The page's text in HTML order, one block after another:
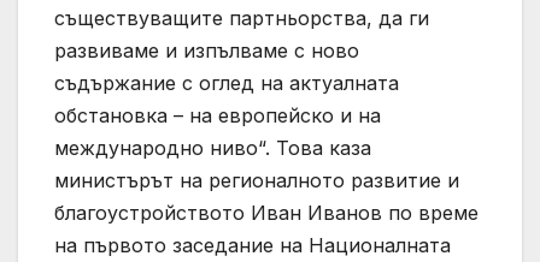
съществуващите партньорства, да ги
развиваме и изпълваме с ново
съдържание с оглед на актуалната
обстановка – на европейско и на
международно ниво“. Това каза
министърът на регионалното развитие и
благоустройството Иван Иванов по време
на първото заседание на Националната